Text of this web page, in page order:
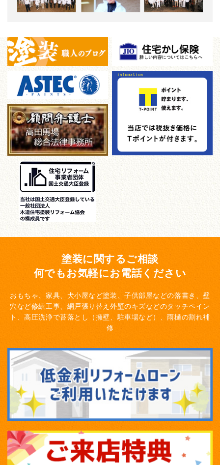
塗装に関するご相談
何でもお気軽にお電話ください
おもちゃ、家具、犬小屋など塗装、子供部屋などの落書き、壁
穴など修繕工事、網戸張り替え 外壁のキズなどのタッチペイン
ト、高圧洗浄で苔落とし（擁壁、駐車場など）、雨樋の割れ補
修